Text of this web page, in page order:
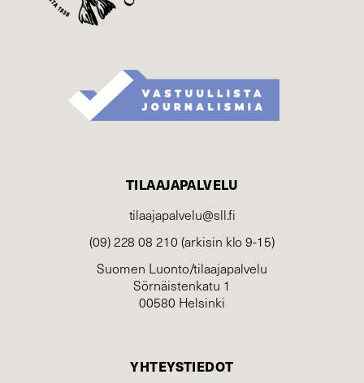
TILAAJAPALVELU
tilaajapalvelu@sll.fi
(09) 228 08 210 (arkisin klo 9-15)
Suomen Luonto/tilaajapalvelu
Sörnäistenkatu 1
00580 Helsinki
YHTEYSTIEDOT